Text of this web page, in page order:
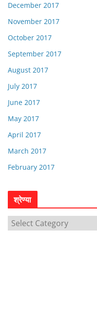
December 2017
November 2017
October 2017
September 2017
August 2017
July 2017
June 2017
May 2017
April 2017
March 2017
February 2017
श्रेण्या
श्रे